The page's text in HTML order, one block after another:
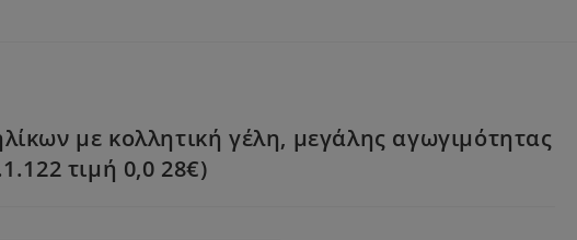
με κολλητική γέλη, μεγάλης αγωγιμότητας
τιμή 0,0 28€)